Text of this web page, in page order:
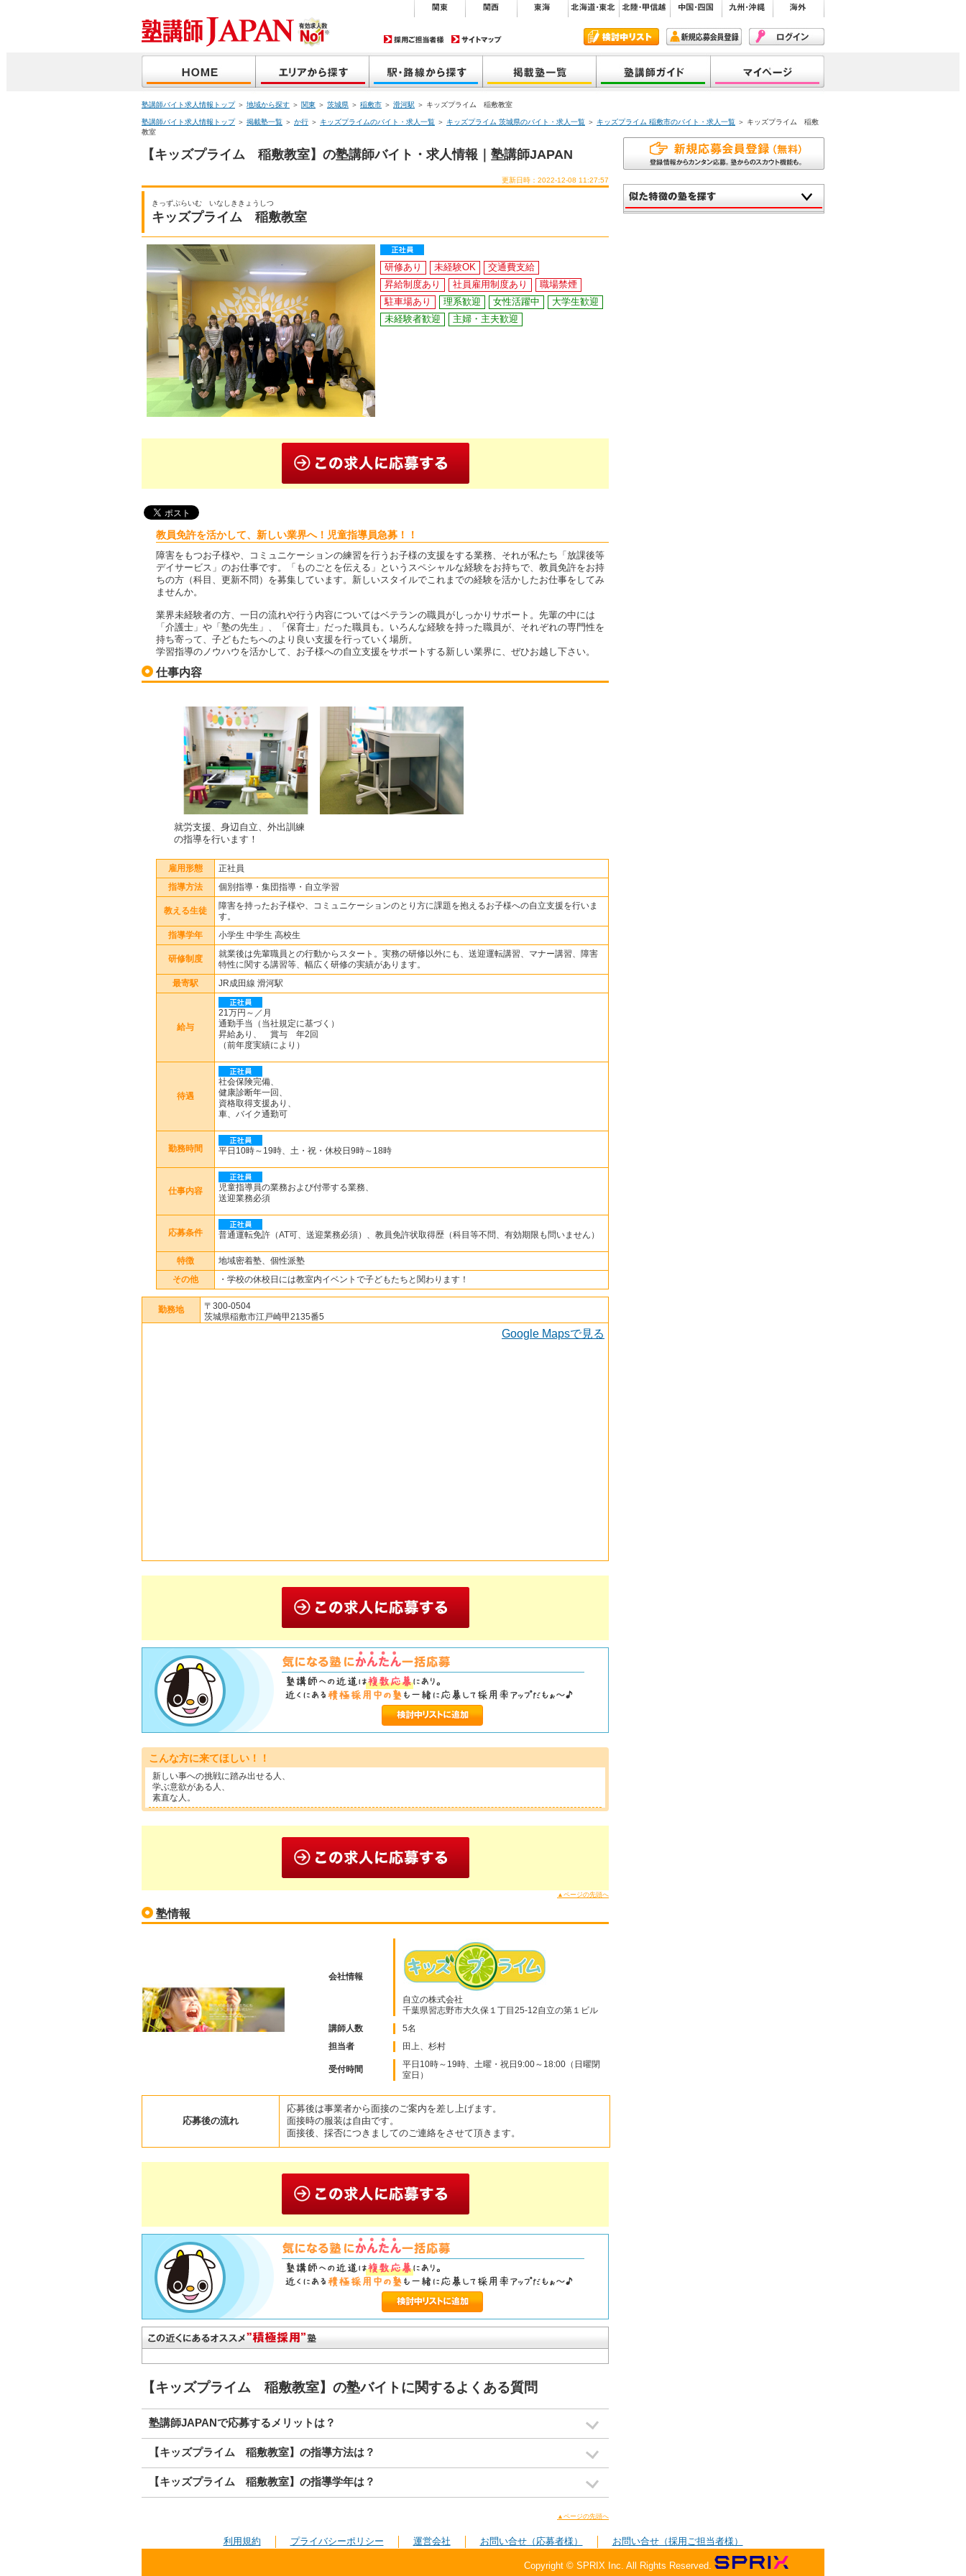
塾講師バイト求人情報トップ＞ 地域から探す ＞ 関東 ＞ 茨城県 ＞ 稲敷市 ＞ 滑河駅 ＞ キッズプライム 稲敷教室
塾講師バイト求人情報トップ＞ 掲載塾一覧 ＞ か行 ＞ キッズプライムのバイト・求人一覧 ＞ キッズプライム 茨城県のバイト・求人一覧 ＞ キッズプライム 稲敷市のバイト・求人一覧 ＞ キッズプライム 稲敷
教室
【キッズプライム 稲敷教室】の塾講師バイト・求人情報｜塾講師JAPAN
更新日時：2022-12-08 11:27:57
きっずぷらいむ いなしききょうしつ
キッズプライム 稲敷教室
研修あり 未経験OK
交通費支給
昇給制度あり
社員雇用制度あり
職場禁煙
駐車場あり
理系歓迎 女性活躍中
大学生歓迎
未経験者歓迎
主婦・主夫歓迎
教員免許を活かして、新しい業界へ！児童指導員急募！！
障害をもつお子様や、コミュニケーションの練習を行うお子様の支援をする業務、それが私たち「放課後等
デイサービス」のお仕事です。「ものごとを伝える」というスペシャルな経験をお持ちで、教員免許をお持
ちの方（科目、更新不問）を募集しています。新しいスタイルでこれまでの経験を活かしたお仕事をしてみ
ませんか。
業界未経験者の方、一日の流れや行う内容についてはベテランの職員がしっかりサポート。先輩の中には
「介護士」や「塾の先生」、「保育士」だった職員も。いろんな経験を持った職員が、それぞれの専門性を
持ち寄って、子どもたちへのより良い支援を行っていく場所。
学習指導のノウハウを活かして、お子様への自立支援をサポートする新しい業界に、ぜひお越し下さい。
仕事内容
就労支援、身辺自立、外出訓練
の指導を行います！
雇用形態 正社員
指導方法 個別指導・集団指導・自立学習
教える生徒
障害を持ったお子様や、コミュニケーションのとり方に課題を抱えるお子様への自立支援を行いま
す。
指導学年 小学生 中学生 高校生
研修制度
就業後は先輩職員との行動からスタート。実務の研修以外にも、送迎運転講習、マナー講習、障害
特性に関する講習等、幅広く研修の実績があります。
最寄駅 JR成田線 滑河駅
給与
21万円～／月
通勤手当（当社規定に基づく）
昇給あり、 賞与 年2回
（前年度実績により）
待遇
社会保険完備、
健康診断年一回、
資格取得支援あり、
車、バイク通勤可
勤務時間 平日10時～19時、土・祝・休校日9時～18時
仕事内容
児童指導員の業務および付帯する業務、
送迎業務必須
応募条件 普通運転免許（AT可、送迎業務必須）、教員免許状取得歴（科目等不問、有効期限も問いません）
特徴 地域密着塾、個性派塾
その他 ・学校の休校日には教室内イベントで子どもたちと関わります！
勤務地
〒300-0504
茨城県稲敷市江戸崎甲2135番5
Google Mapsで見る
こんな方に来てほしい！！
新しい事への挑戦に踏み出せる人、
学ぶ意欲がある人、
素直な人。
▲ページの先頭へ
塾情報
会社情報
自立の株式会社
千葉県習志野市大久保１丁目25-12自立の第１ビル
講師人数 5名
担当者 田上、杉村
受付時間
平日10時～19時、土曜・祝日9:00～18:00（日曜閉
室日）
応募後の流れ
応募後は事業者から面接のご案内を差し上げます。
面接時の服装は自由です。
面接後、採否につきましてのご連絡をさせて頂きます。
【キッズプライム 稲敷教室】の塾バイトに関するよくある質問
塾講師JAPANで応募するメリットは？
【キッズプライム 稲敷教室】の指導方法は？
【キッズプライム 稲敷教室】の指導学年は？
▲ページの先頭へ
利用規約 プライバシーポリシー 運営会社 お問い合せ（応募者様） お問い合せ（採用ご担当者様）
Copyright © SPRIX Inc. All Rights Reserved.